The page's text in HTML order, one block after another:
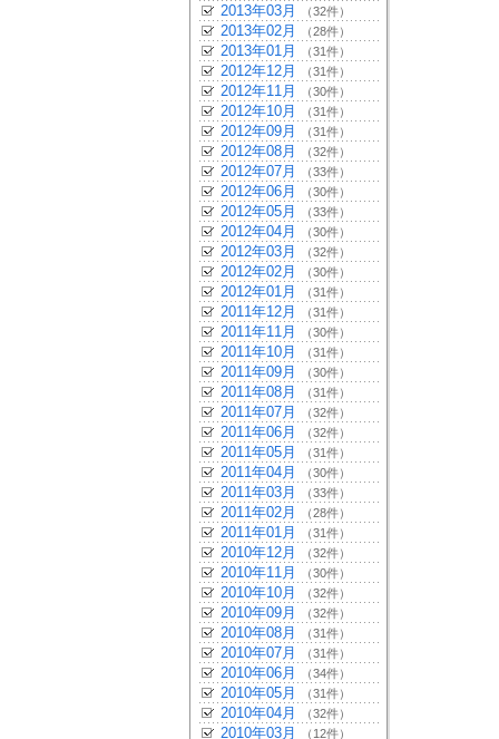
2013年03月 （32件）
2013年02月 （28件）
2013年01月 （31件）
2012年12月 （31件）
2012年11月 （30件）
2012年10月 （31件）
2012年09月 （31件）
2012年08月 （32件）
2012年07月 （33件）
2012年06月 （30件）
2012年05月 （33件）
2012年04月 （30件）
2012年03月 （32件）
2012年02月 （30件）
2012年01月 （31件）
2011年12月 （31件）
2011年11月 （30件）
2011年10月 （31件）
2011年09月 （30件）
2011年08月 （31件）
2011年07月 （32件）
2011年06月 （32件）
2011年05月 （31件）
2011年04月 （30件）
2011年03月 （33件）
2011年02月 （28件）
2011年01月 （31件）
2010年12月 （32件）
2010年11月 （30件）
2010年10月 （32件）
2010年09月 （32件）
2010年08月 （31件）
2010年07月 （31件）
2010年06月 （34件）
2010年05月 （31件）
2010年04月 （32件）
2010年03月 （12件）